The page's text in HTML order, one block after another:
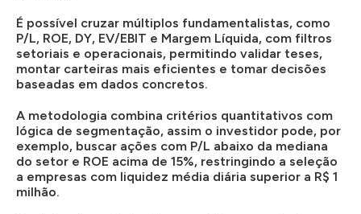
É possível cruzar múltiplos fundamentalistas, como
P/L, ROE, DY, EV/EBIT e Margem Líquida, com filtros
setoriais e operacionais, permitindo validar teses,
montar carteiras mais eficientes e tomar decisões
baseadas em dados concretos.
A metodologia combina critérios quantitativos com
lógica de segmentação, assim o investidor pode, por
exemplo, buscar ações com P/L abaixo da mediana
do setor e ROE acima de 15%, restringindo a seleção
a empresas com liquidez média diária superior a R$ 1
milhão.